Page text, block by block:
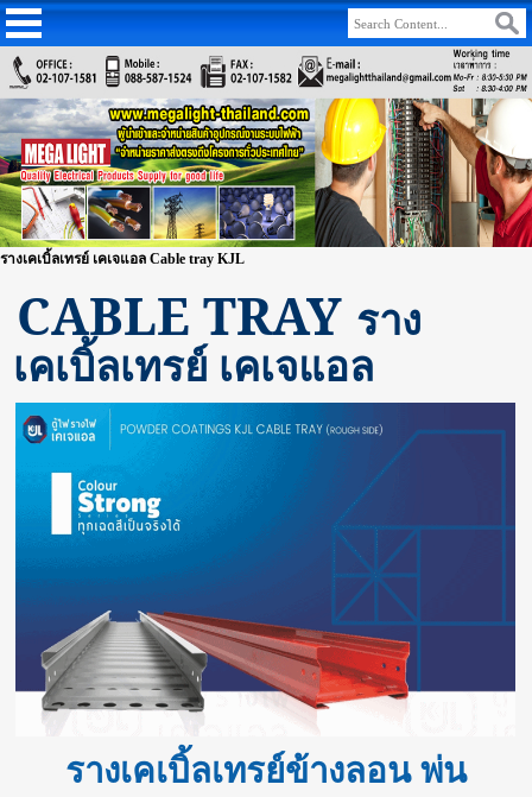
รางเคเบิ้ลเทรย์ เคเจแอล Cable tray KJL
CABLE TRAY ราง
เคเบิ้ลเทรย์ เคเจแอล
รางเคเบิ้ลเทรย์ข้างลอน พ่น